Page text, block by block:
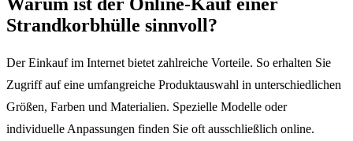
Strandkorbhülle sinnvoll?
Der Einkauf im Internet bietet zahlreiche Vorteile. So erhalten Sie
Zugriff auf eine umfangreiche Produktauswahl in unterschiedlichen
Größen, Farben und Materialien. Spezielle Modelle oder
individuelle Anpassungen finden Sie oft ausschließlich online.